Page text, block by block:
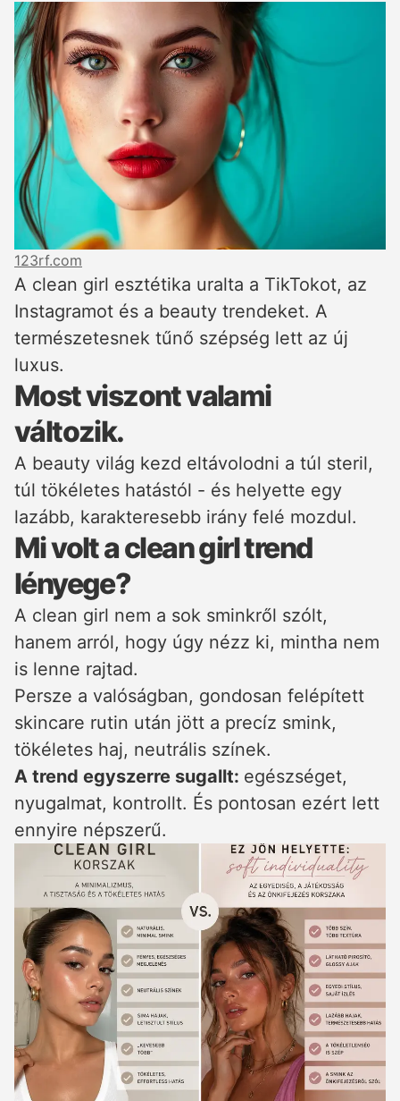
123rf.com
A clean girl esztétika uralta a TikTokot, az
Instagramot és a beauty trendeket. A
természetesnek tűnő szépség lett az új
luxus.
Most viszont valami
változik.
A beauty világ kezd eltávolodni a túl steril,
túl tökéletes hatástól - és helyette egy
lazább, karakteresebb irány felé mozdul.
Mi volt a clean girl trend
lényege?
A clean girl nem a sok sminkről szólt,
hanem arról, hogy úgy nézz ki, mintha nem
is lenne rajtad.
Persze a valóságban, gondosan felépített
skincare rutin után jött a precíz smink,
tökéletes haj, neutrális színek.
A trend egyszerre sugallt: egészséget,
nyugalmat, kontrollt. És pontosan ezért lett
ennyire népszerű.